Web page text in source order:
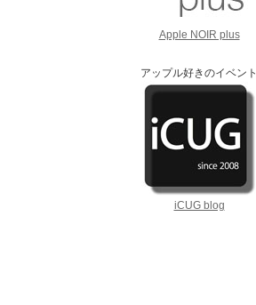
Apple NOIR plus
アップル好きのイベント
iCUG blog